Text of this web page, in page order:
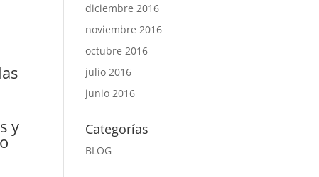
y
diciembre 2016
noviembre 2016
octubre 2016
julio 2016
junio 2016
Categorías
BLOG